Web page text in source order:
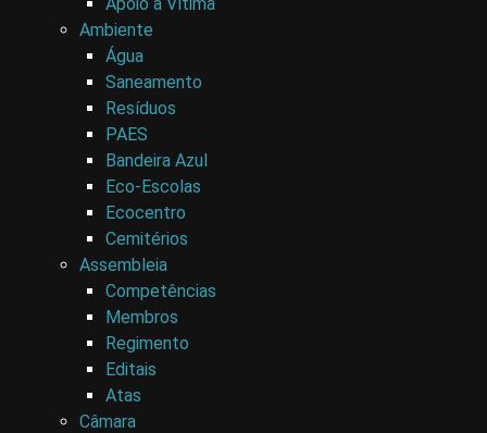
Ambiente
Água
Saneamento
Resíduos
PAES
Bandeira Azul
Eco-Escolas
Ecocentro
Cemitérios
Assembleia
Competências
Membros
Regimento
Editais
Atas
Câmara